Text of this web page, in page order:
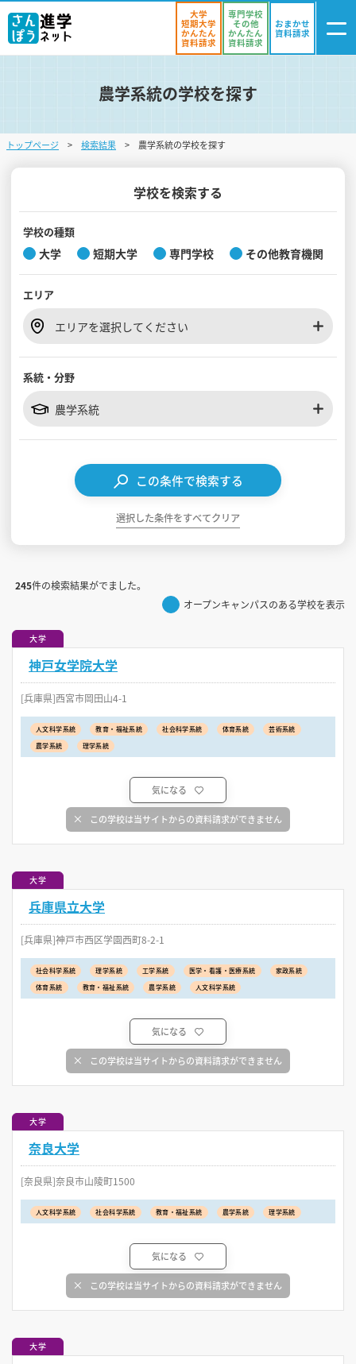
ログイン
・登録
気になる
学校を探す
オープンキャンパスを探す
入試・受験入門
見学会WEB手引書
大学
短期大学
かんたん
資料請求
専門学校
その他
かんたん
資料請求
おまかせ
資料請求
農学系統の学校を探す
トップページ 検索結果 農学系統の学校を探す
学校を検索する
学校の種類
大学 短期大学 専門学校 その他教育機関
エリア
エリアを選択してください
系統・分野
農学系統
この条件で検索する
選択した条件をすべてクリア
245件の検索結果がでました。
オープンキャンパスのある学校を表示
大学
神戸女学院大学
[兵庫県]西宮市岡田山4-1
人文科学系統 教育・福祉系統 社会科学系統 体育系統
芸術系統
農学系統
理学系統
気になる
この学校は当サイトからの資料請求ができません
大学
兵庫県立大学
[兵庫県]神戸市西区学園西町8-2-1
社会科学系統 理学系統 工学系統 医学・看護・医療系統
家政系統
体育系統
教育・福祉系統 農学系統 人文科学系統
気になる
この学校は当サイトからの資料請求ができません
大学
奈良大学
[奈良県]奈良市山陵町1500
人文科学系統 社会科学系統 教育・福祉系統 農学系統 理学系統
気になる
この学校は当サイトからの資料請求ができません
大学